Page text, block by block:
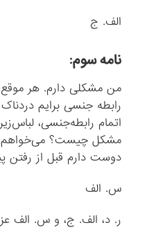
الف. ج
نامه سوم:
من مشکلی دارم. هر موقع
رابطه‌ جنسی برایم
اتمام رابطه‌جنسی،
مشکل چیست؟ می‌خواهم
دوست دارم قبل از رفتن
س. الف
ر. د، الف. ج، و س. الف